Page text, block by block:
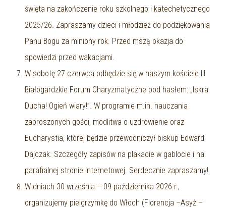
święta na zakończenie roku szkolnego i katechetycznego
2025/26. Zapraszamy dzieci i młodzież do podziękowania
Panu Bogu za miniony rok. Przed mszą okazja do
spowiedzi przed wakacjami.
W sobotę 27 czerwca odbędzie się w naszym kościele III
Białogardzkie Forum Charyzmatyczne pod hasłem: „Iskra
Ducha! Ogień wiary!”. W programie m.in. nauczania
zaproszonych gości, modlitwa o uzdrowienie oraz
Eucharystia, której będzie przewodniczył biskup Edward
Dajczak. Szczegóły zapisów na plakacie w gablocie i na
parafialnej stronie internetowej. Serdecznie zapraszamy!
W dniach 30 września – 09 października 2026 r.,
organizujemy pielgrzymkę do Włoch (Florencja –Asyż –